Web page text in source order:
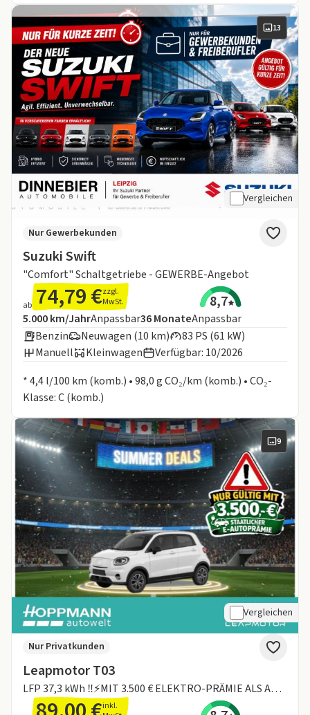
13
Vergleichen
Suzuki Swift
"Comfort" Schaltgetriebe - GEWERBE-Angebot
Nur Gewerbekunden
ab 74,79 €zzgl.
MwSt.
8,7
Angebotsdetails:
Inklusive Laufleistung
5.000 km/JahrAnpassbarLaufzeit
36MonateAnpassbar
Benzin
Neuwagen (10 km)
83 PS (61 kW)
Manuell
Kleinwagen
Verfügbar: 10/2026
* 4,4 l/100 km (komb.) • 98,0 g CO₂/km (komb.) • CO₂-
Klasse: C (komb.)
9
Vergleichen
Leapmotor T03
LFP 37,3 kWh ‼️⚡MIT 3.500 € ELEKTRO-PRÄMIE ALS ANZAHLUNG ⚡‼️ |
Nur Privatkunden
inkl.